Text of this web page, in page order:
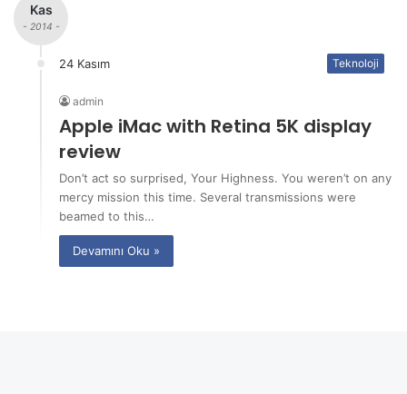
Kas
- 2014 -
24 Kasım Teknoloji
admin
Apple iMac with Retina 5K display
review
Don’t act so surprised, Your Highness. You weren’t on any
mercy mission this time. Several transmissions were
beamed to this…
Devamını Oku »